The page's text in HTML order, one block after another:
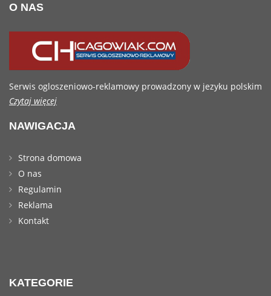
O NAS
Serwis ogloszeniowo-reklamowy prowadzony w jezyku polskim
Czytaj więcej
NAWIGACJA
Strona domowa
O nas
Regulamin
Reklama
Kontakt
KATEGORIE